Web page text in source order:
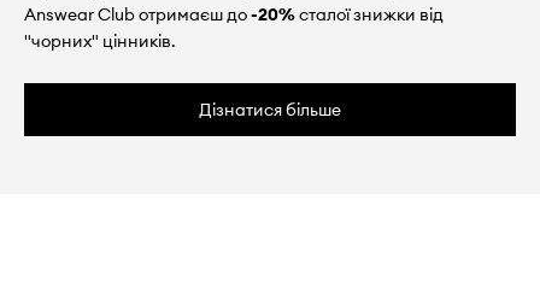
Answear Club отримаєш до-20%сталої знижки від
"чорних" цінників.
Дізнатися більше